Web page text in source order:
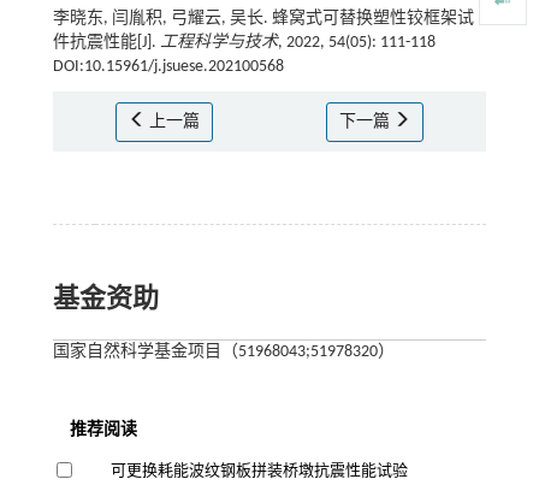
李晓东, 闫胤积, 弓耀云, 吴长. 蜂窝式可替换塑性铰框架试
件抗震性能[J]. 工程科学与技术, 2022, 54(05): 111-118
DOI:10.15961/j.jsuese.202100568
上一篇 下一篇
基金资助
国家自然科学基金项目（51968043;51978320）